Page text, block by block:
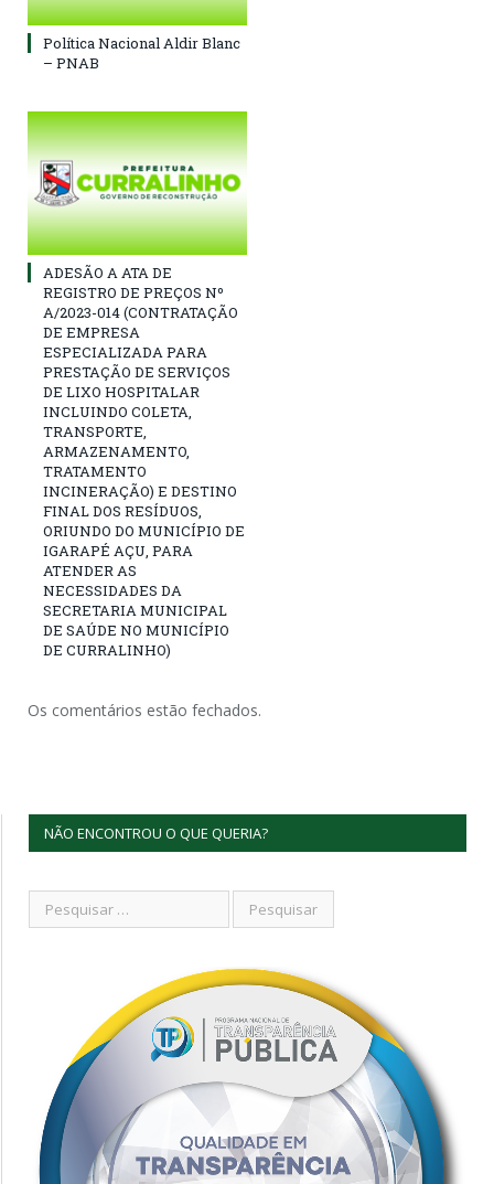
Política Nacional Aldir Blanc
– PNAB
ADESÃO A ATA DE
REGISTRO DE PREÇOS Nº
A/2023-014 (CONTRATAÇÃO
DE EMPRESA
ESPECIALIZADA PARA
PRESTAÇÃO DE SERVIÇOS
DE LIXO HOSPITALAR
INCLUINDO COLETA,
TRANSPORTE,
ARMAZENAMENTO,
TRATAMENTO
INCINERAÇÃO) E DESTINO
FINAL DOS RESÍDUOS,
ORIUNDO DO MUNICÍPIO DE
IGARAPÉ AÇU, PARA
ATENDER AS
NECESSIDADES DA
SECRETARIA MUNICIPAL
DE SAÚDE NO MUNICÍPIO
DE CURRALINHO)
Os comentários estão fechados.
NÃO ENCONTROU O QUE QUERIA?